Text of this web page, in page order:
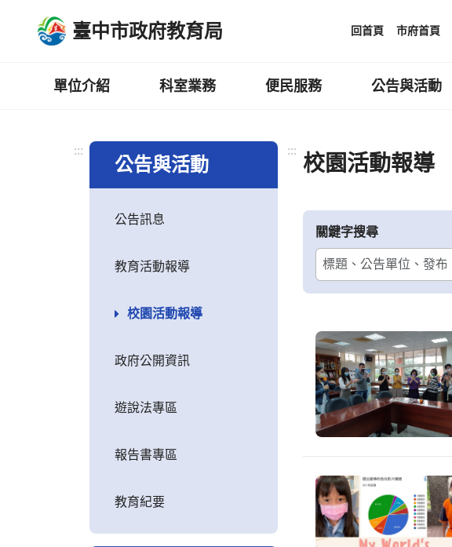
臺中市政府教育局 回首頁 市府首頁
單位介紹 科室業務 便民服務 公告與活動
:::
公告與活動
公告訊息
教育活動報導
校園活動報導
政府公開資訊
遊說法專區
報告書專區
教育紀要
:::
校園活動報導
關鍵字搜尋